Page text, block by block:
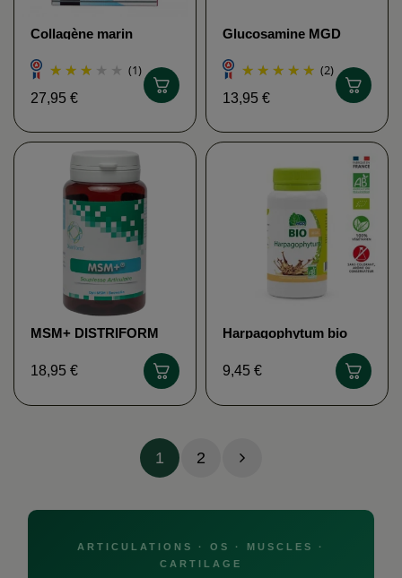
Collagène marin
BIOTHALASSOL(1)
27,95 €
Glucosamine MGD
(2)
13,95 €
MSM+ DISTRIFORM
18,95 €
Harpagophytum bio
9,45 €
1 2
ARTICULATIONS · OS · MUSCLES ·
CARTILAGE